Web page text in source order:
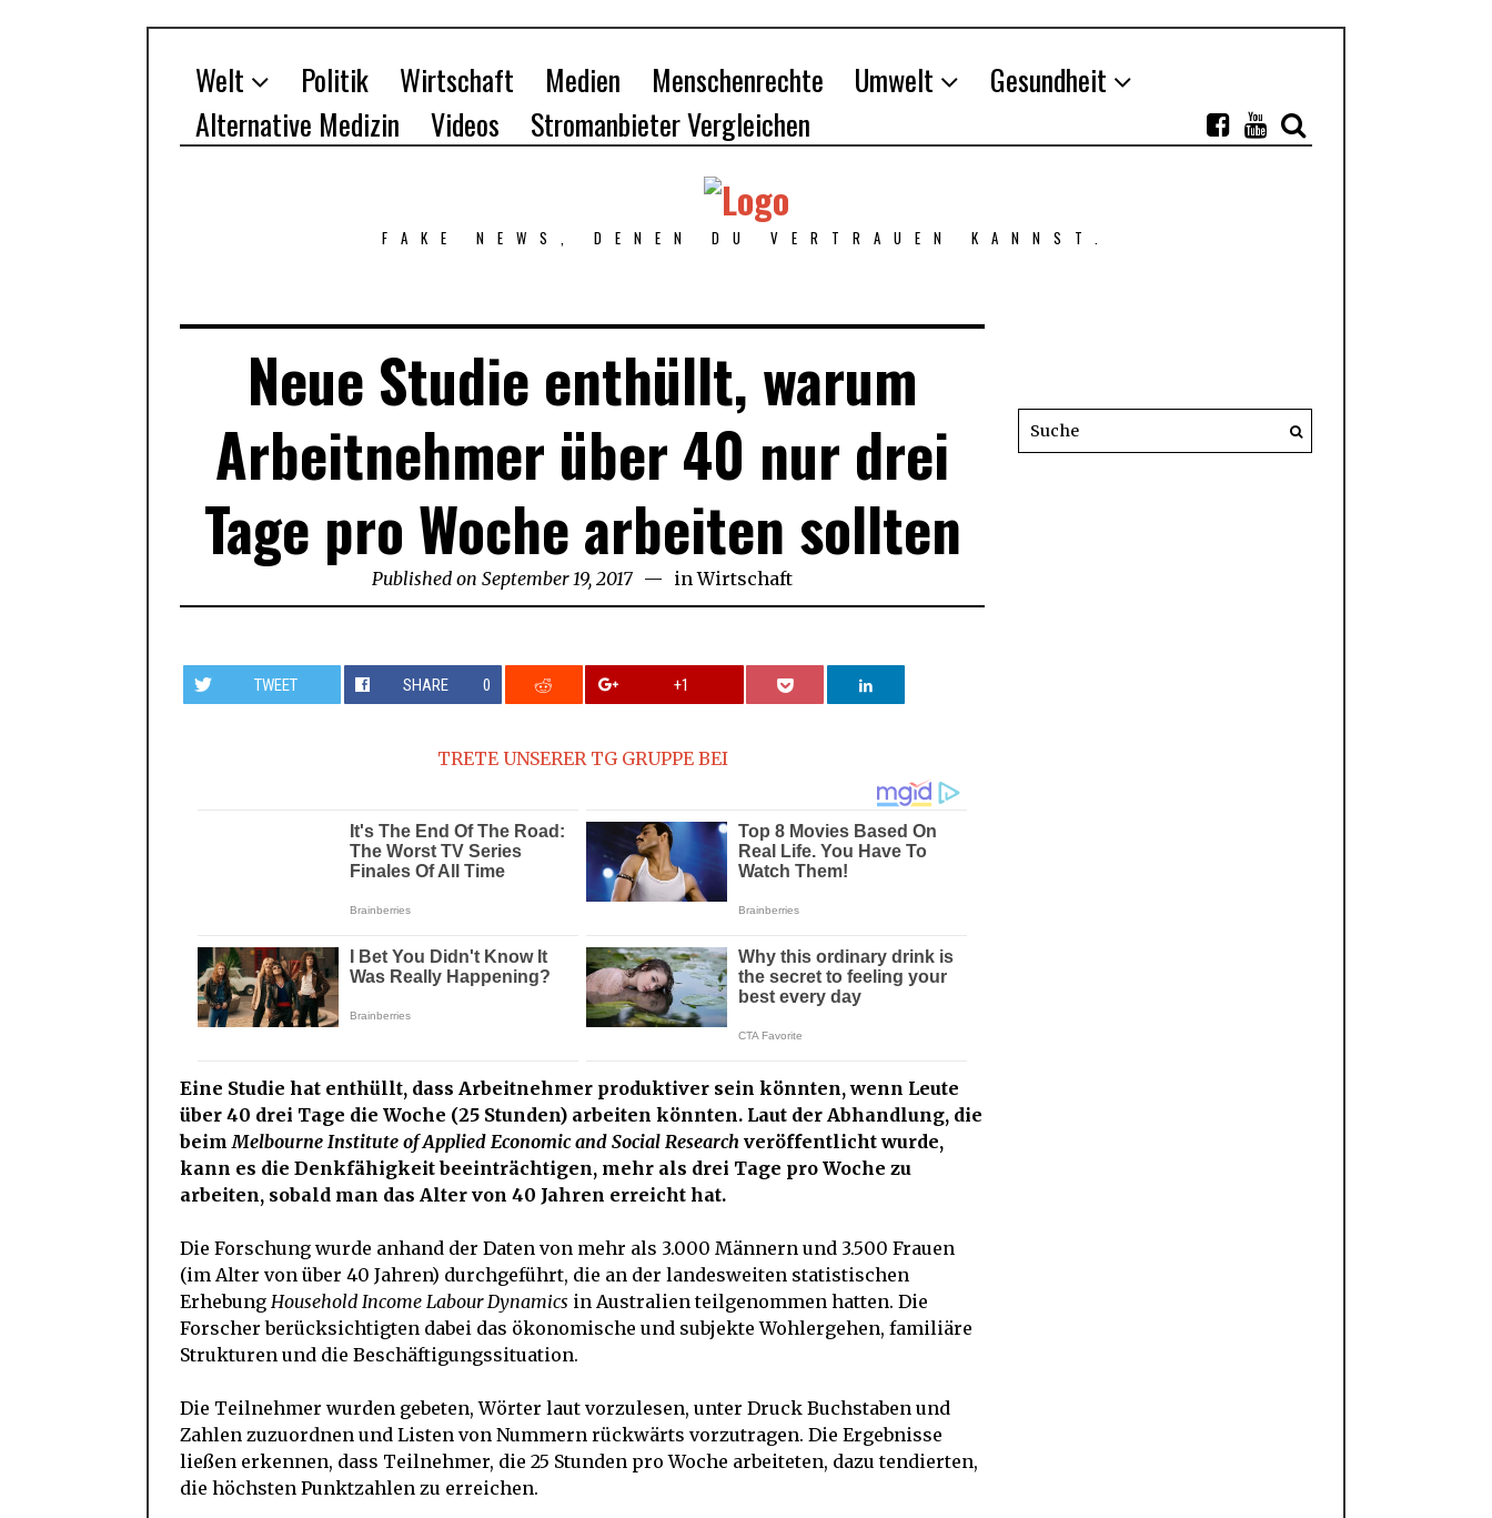
Welt Politik Wirtschaft Medien Menschenrechte Umwelt
Gesundheit
Alternative Medizin
Videos Stromanbieter Vergleichen
FAKE NEWS, DENEN DU VERTRAUEN KANNST.
Neue Studie enthüllt, warum
Arbeitnehmer über 40 nur drei
Tage pro Woche arbeiten sollten
Published on September 19, 2017 September
19,
in Wirtschaft
TWEET SHARE 0 +1
TRETE UNSERER TG GRUPPE BEI
Eine Studie hat enthüllt, dass Arbeitnehmer produktiver sein könnten, wenn Leute
über 40 drei Tage die Woche (25 Stunden) arbeiten könnten. Laut der Abhandlung, die
beimMelbourne Institute of Applied Economic and Social Research veröffentlicht wurde,
kann es die Denkfähigkeit beeinträchtigen, mehr als drei Tage pro Woche zu
arbeiten, sobald man das Alter von 40 Jahren erreicht hat.
Die Forschung wurde anhand der Daten von mehr als 3.000 Männern und 3.500 Frauen
(im Alter von über 40 Jahren) durchgeführt, die an der landesweiten statistischen
Erhebung Household Income Labour Dynamics in Australien teilgenommen hatten. Die
Forscher berücksichtigten dabei das ökonomische und subjekte Wohlergehen, familiäre
Strukturen und die Beschäftigungssituation.
Die Teilnehmer wurden gebeten, Wörter laut vorzulesen, unter Druck Buchstaben und
Zahlen zuzuordnen und Listen von Nummern rückwärts vorzutragen. Die Ergebnisse
ließen erkennen, dass Teilnehmer, die 25 Stunden pro Woche arbeiteten, dazu tendierten,
die höchsten Punktzahlen zu erreichen.